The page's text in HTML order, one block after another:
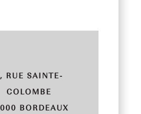
RUE SAINTE-
COLOMBE
BORDEAUX